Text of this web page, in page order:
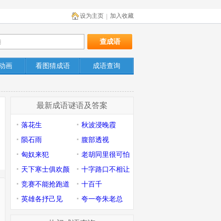
加入收藏
设为主页
画 看图猜成语 成语查询
最新成语谜语及答案
落花生
秋波浸晚霞
陨石雨
腹部透视
匈奴来犯
老胡同里很可怕
天下寒士俱欢颜
十字路口不相让
竞赛不能抢跑道
十百千
英雄各抒己见
夸一夸朱老总